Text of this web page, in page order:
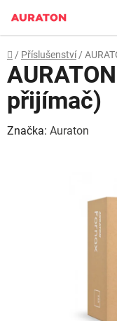
na
obsah
Domů
/ Příslušenství /
přijímač)
Značka: Auraton